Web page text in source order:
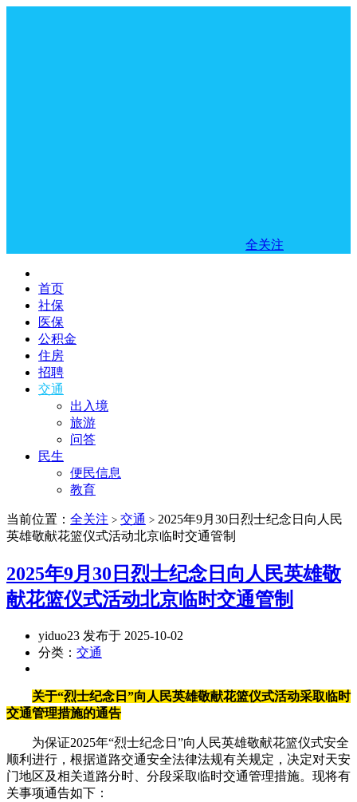
全关注
首页
社保
医保
公积金
住房
招聘
交通
出入境
旅游
问答
民生
便民信息
教育
当前位置： 全关注 > 交通 > 2025年9月30日烈士纪念日向人民
英雄敬献花篮仪式活动北京临时交通管制
2025年9月30日烈士纪念日向人民英雄敬
献花篮仪式活动北京临时交通管制
yiduo23 发布于 2025-10-02
分类： 交通
关于“烈士纪念日”向人民英雄敬献花篮仪式活动采取临时
交通管理措施的通告
为保证2025年“烈士纪念日”向人民英雄敬献花篮仪式安全
顺利进行，根据道路交通安全法律法规有关规定，决定对天安
门地区及相关道路分时、分段采取临时交通管理措施。现将有
关事项通告如下：